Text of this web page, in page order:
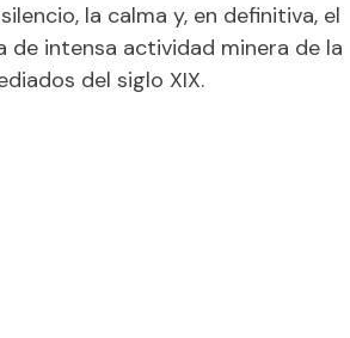
la calma y, en definitiva, el
de intensa actividad minera de la
del siglo XIX.